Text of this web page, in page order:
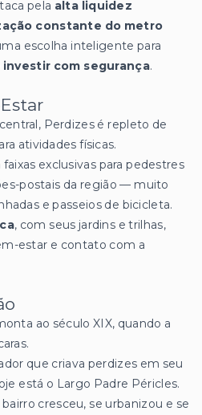
pela alta liquidez
constante do metro
escolha inteligente para
investir com segurança.
Perdizes é repleto de
atividades físicas.
faixas exclusivas para pedestres
postais da região — muito
e passeios de bicicleta.
, com seus jardins e trilhas,
estar e contato com a
ao século XIX, quando a
que criava perdizes em seu
está o Largo Padre Péricles.
cresceu, se urbanizou e se